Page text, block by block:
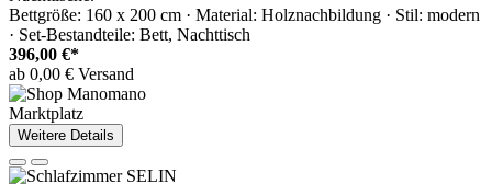
Bettgröße: 160 x 200 cm · Material: Holznachbildung · Stil: modern
· Set-Bestandteile: Bett, Nachttisch
396,00 €*
ab 0,00 € Versand
Marktplatz
Weitere Details